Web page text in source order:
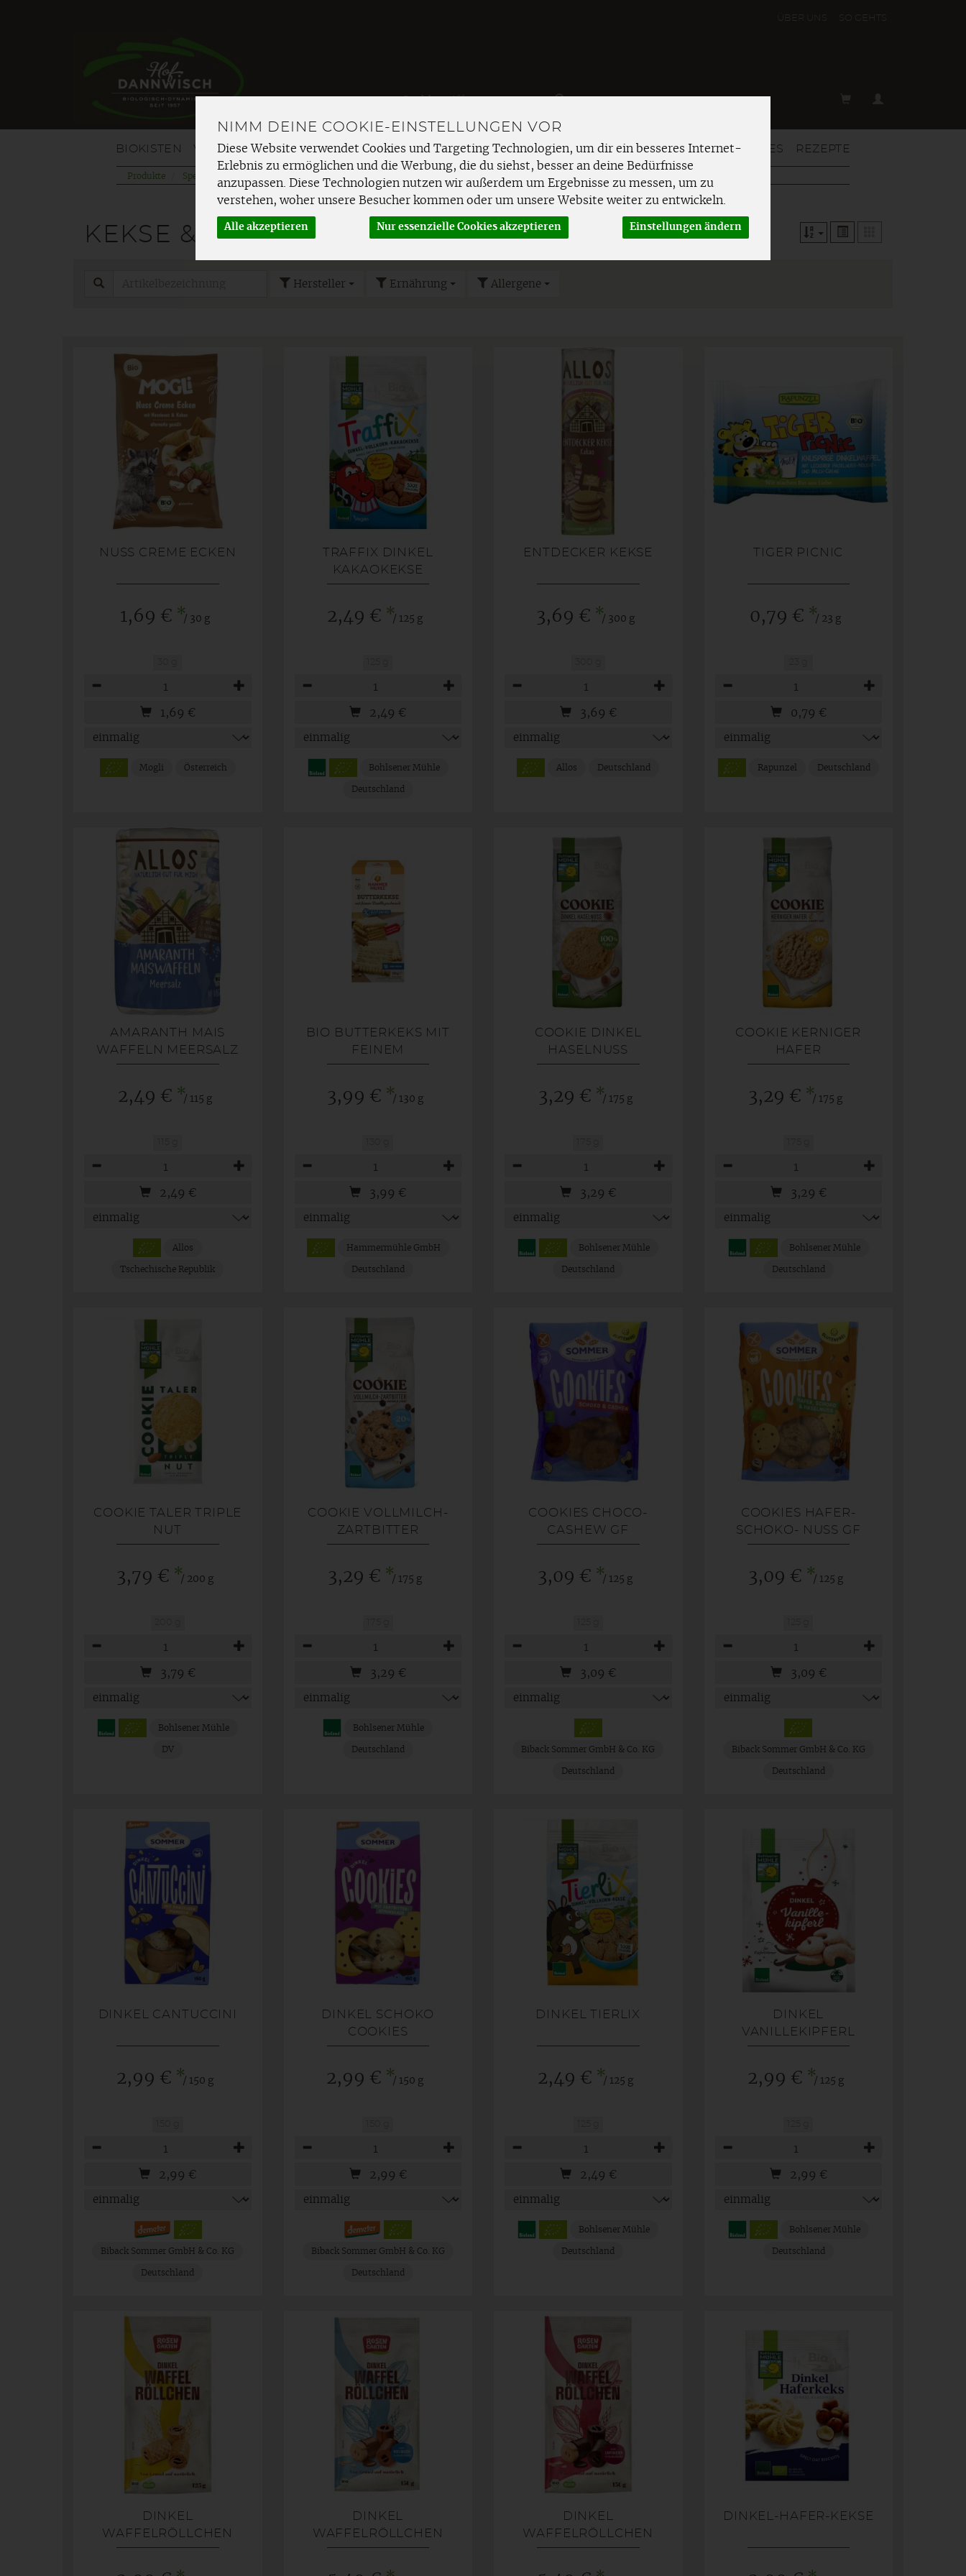
NIMM DEINE COOKIE-EINSTELLUNGEN VOR
Diese Website verwendet Cookies und Targeting Technologien, um dir ein besseres Internet-
Erlebnis zu ermöglichen und die Werbung, die du siehst, besser an deine Bedürfnisse
anzupassen. Diese Technologien nutzen wir außerdem um Ergebnisse zu messen, um zu
verstehen, woher unsere Besucher kommen oder um unsere Website weiter zu entwickeln.
Alle akzeptieren Nur essenzielle Cookies akzeptieren Einstellungen ändern
BIOKISTEN VOM HOF OBST GEMÜSE FRISCHETHEKE SPEISEKAMMER HAUSHALT & MEHR AKTUELLES REZEPTE
Produkte Speisekammer Knabbereien & Süßigkeiten
KEKSE & WAFFELN
Hersteller Ernährung Allergene
NUSS CREME ECKEN
1,69 € */ 30 g
1,69 €
Mogli Österreich
TRAFFIX DINKEL
KAKAOKEKSE
2,49 € */ 125 g
2,49 €
Bohlsener Mühle
Deutschland
ENTDECKER KEKSE
3,69 € */ 300 g
3,69 €
Allos Deutschland
TIGER PICNIC
0,79 € */ 23 g
0,79 €
Rapunzel Deutschland
AMARANTH MAIS
WAFFELN MEERSALZ
2,49 € */ 115 g
2,49 €
Allos
Tschechische Republik
BIO BUTTERKEKS MIT
FEINEM
VANILLEGESCHMACK -
3,99 € */ 130 g
3,99 €
Hammermühle GmbH
Deutschland
COOKIE DINKEL
HASELNUSS
3,29 € */ 175 g
3,29 €
Bohlsener Mühle
Deutschland
COOKIE KERNIGER
HAFER
3,29 € */ 175 g
3,29 €
Bohlsener Mühle
Deutschland
COOKIE TALER TRIPLE
NUT
3,79 € */ 200 g
3,79 €
Bohlsener Mühle
DV
COOKIE VOLLMILCH-
ZARTBITTER
3,29 € */ 175 g
3,29 €
Bohlsener Mühle
Deutschland
COOKIES CHOCO-
CASHEW GF
3,09 € */ 125 g
3,09 €
Biback Sommer GmbH & Co. KG
Deutschland
COOKIES HAFER-
SCHOKO- NUSS GF
3,09 € */ 125 g
3,09 €
Biback Sommer GmbH & Co. KG
Deutschland
DINKEL CANTUCCINI
2,99 € */ 150 g
2,99 €
Biback Sommer GmbH & Co. KG
Deutschland
DINKEL SCHOKO
COOKIES
2,99 € */ 150 g
2,99 €
Biback Sommer GmbH & Co. KG
Deutschland
DINKEL TIERLIX
2,49 € */ 125 g
2,49 €
Bohlsener Mühle
Deutschland
DINKEL
VANILLEKIPFERL
WEIHNACHTSEDITION
2,99 € */ 125 g
2,99 €
Bohlsener Mühle
Deutschland
DINKEL
WAFFELRÖLLCHEN
NATUR
DINKEL
WAFFELRÖLLCHEN
VOLLMILCH
DINKEL
WAFFELRÖLLCHEN
ZARTBITTER
DINKEL-HAFER-KEKSE